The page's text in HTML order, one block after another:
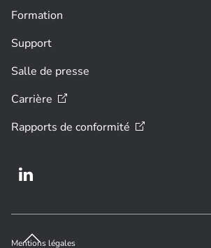
Formation
Support
Salle de presse
Carrière
Rapports de conformité
Mentions légales